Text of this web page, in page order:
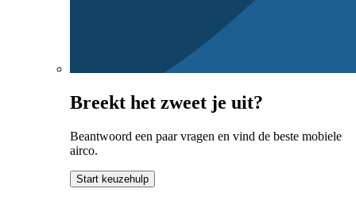
Breekt het zweet je uit?
Beantwoord een paar vragen en vind de beste mobiele
airco.
Start keuzehulp